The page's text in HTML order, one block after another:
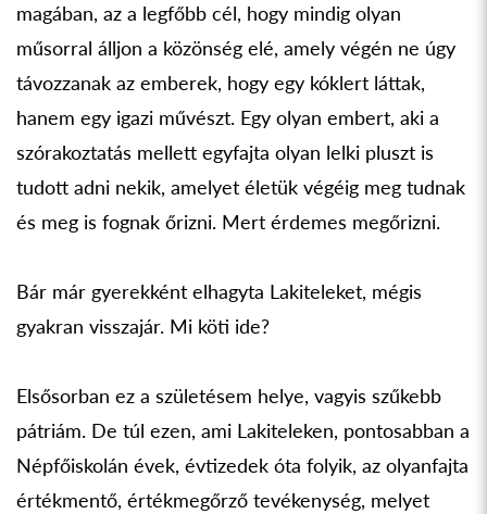
magában, az a legfőbb cél, hogy mindig olyan
műsorral álljon a közönség elé, amely végén ne úgy
távozzanak az emberek, hogy egy kóklert láttak,
hanem egy igazi művészt. Egy olyan embert, aki a
szórakoztatás mellett egyfajta olyan lelki pluszt is
tudott adni nekik, amelyet életük végéig meg tudnak
és meg is fognak őrizni. Mert érdemes megőrizni.
Bár már gyerekként elhagyta Lakiteleket, mégis
gyakran visszajár. Mi köti ide?
Elsősorban ez a születésem helye, vagyis szűkebb
pátriám. De túl ezen, ami Lakiteleken, pontosabban a
Népfőiskolán évek, évtizedek óta folyik, az olyanfajta
értékmentő, értékmegőrző tevékenység, melyet